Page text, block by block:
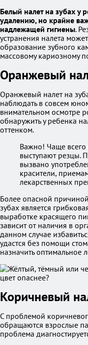
Белый налет на зубах у
удалению, но крайне
надлежащей гигиены.
устранения налета
образование зубного
массовому кариозному
Оранжевый
Оранжевый налет на
наблюдать в совсем
внимательном осмотре
обнаружить у ребенка
оттенком.
Важно! Чаще всего
выступают резцы.
вызвано
красители,
лекарственных
Более опасной
зубах является
выработке красящего
зависит от наличия в
данном случае
удастся без помощи
назначить оптимальное
Коричневый
С проблемой
обращаются взрослые
проблема